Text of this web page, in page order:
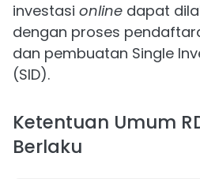
investasi online dapat
dengan proses
dan pembuatan Single
(SID).
Ketentuan Umum
Berlaku